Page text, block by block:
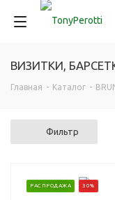
ВИЗИТКИ,
Главная - Каталог -
Фильтр
РАСПРОДАЖА 30%